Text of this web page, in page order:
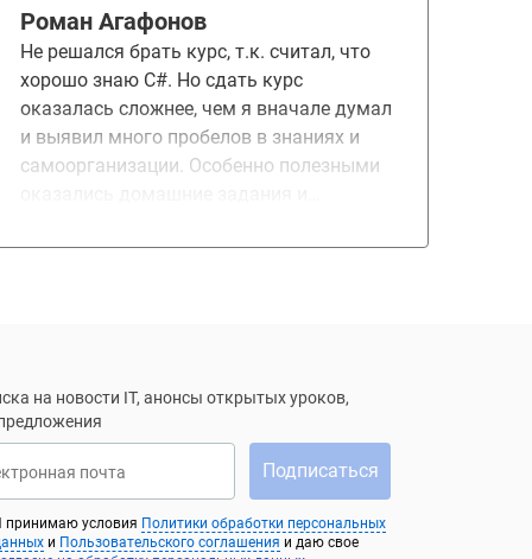
Роман Агафонов
Не решался брать курс, т.к. считал, что
хорошо знаю C#. Но сдать курс
оказалась сложнее, чем я вначале думал
и выявил много пробелов в знаниях и
самоорганизации. Особенно полезными
лекций уже помогла в работе.
на новости IT, анонсы открытых уроков,
почта Подписаться
принимаю условия Политики обработки персональных
и Пользовательского соглашения и даю свое